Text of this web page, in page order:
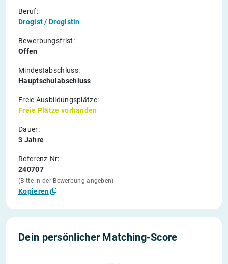
Beruf:
Drogist / Drogistin
Bewerbungsfrist:
Offen
Mindestabschluss:
Hauptschulabschluss
Freie Ausbildungsplätze:
Freie Plätze vorhanden
Dauer:
3 Jahre
Referenz-Nr:
240707
(Bitte in der Bewerbung angeben)
Kopieren
Dein persönlicher Matching-Score